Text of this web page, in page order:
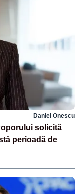
Daniel Onescu
solicită
perioadă de